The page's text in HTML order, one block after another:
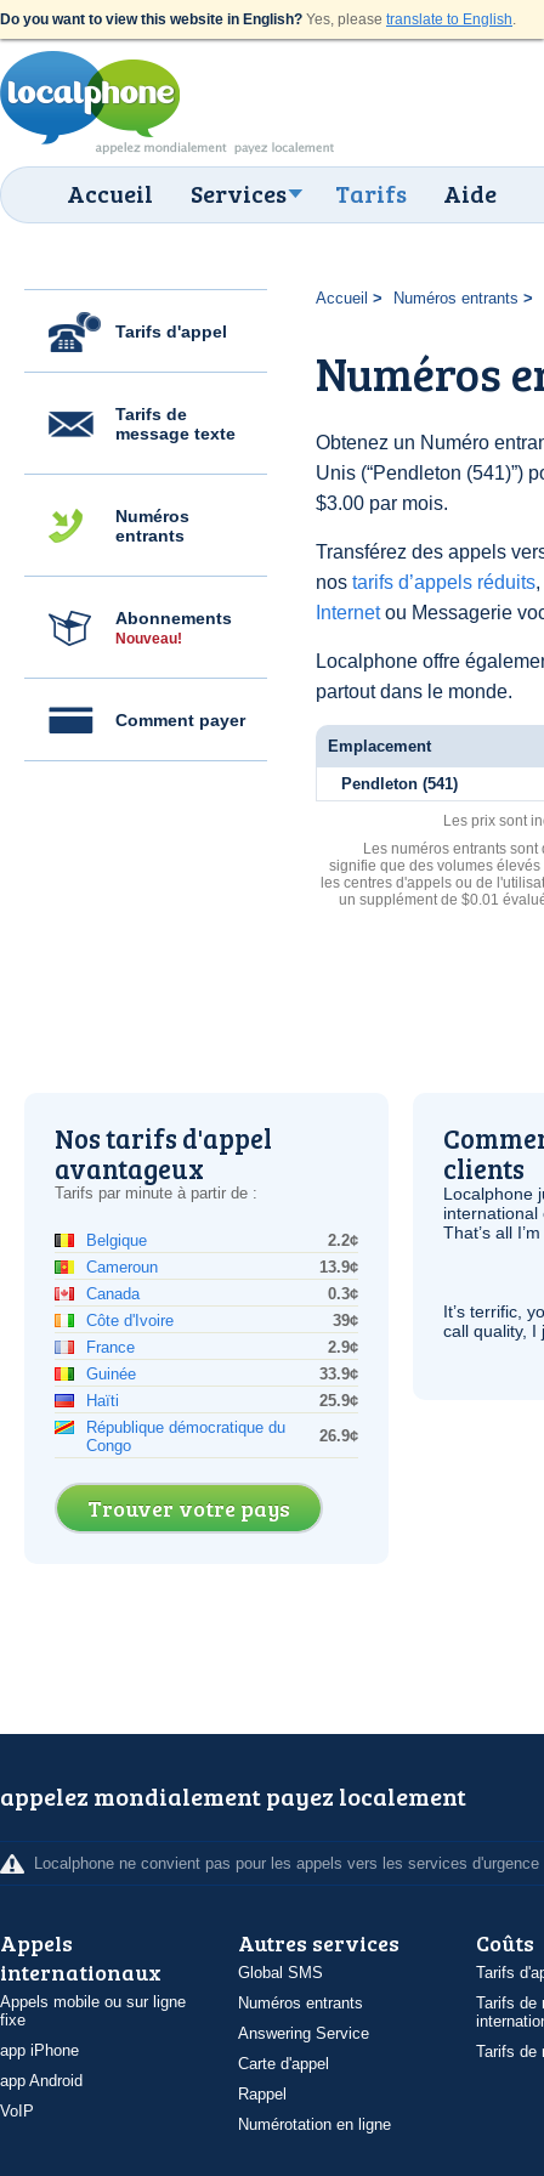
Do you want to view this website in English? Yes, please translate to English.
Accueil Services Tarifs Aide
Tarifs d'appel
Tarifs de
message texte
Numéros
entrants
Abonnements
Nouveau!
Comment payer
Accueil Numéros entrants
Numéros
Obtenez un Numéro
Unis (“Pendleton (541)”)
$3.00 par mois.
Transférez des appels
nos tarifs d’appels réduits
Internetou Messagerie
Localphone offre
partout dans le monde.
Emplacement
Pendleton (541)
Les prix sont
Les numéros entrants
signifie que des volumes
les centres d'appels ou de
un supplément de $0.01
Nos tarifs d'appel
avantageux
Tarifs par minute à partir de :
Belgique
2.2¢
Cameroun
13.9¢
Canada
0.3¢
Côte d'Ivoire
39¢
France
2.9¢
Guinée
33.9¢
Haïti
25.9¢
République démocratique du
Congo
26.9¢
Trouver votre pays
clients
Localphone
international
That’s all
It’s terrific,
call quality, I
appelez mondialement payez localement
Localphone ne convient pas pour les appels vers les services d'urgence
Appels
internationaux
Appels mobile ou sur ligne
fixe
app iPhone
app Android
VoIP
Autres services
Global SMS
Numéros entrants
Answering Service
Carte d'appel
Rappel
Numérotation en ligne
Coûts
Tarifs
Tarifs de
Tarifs de